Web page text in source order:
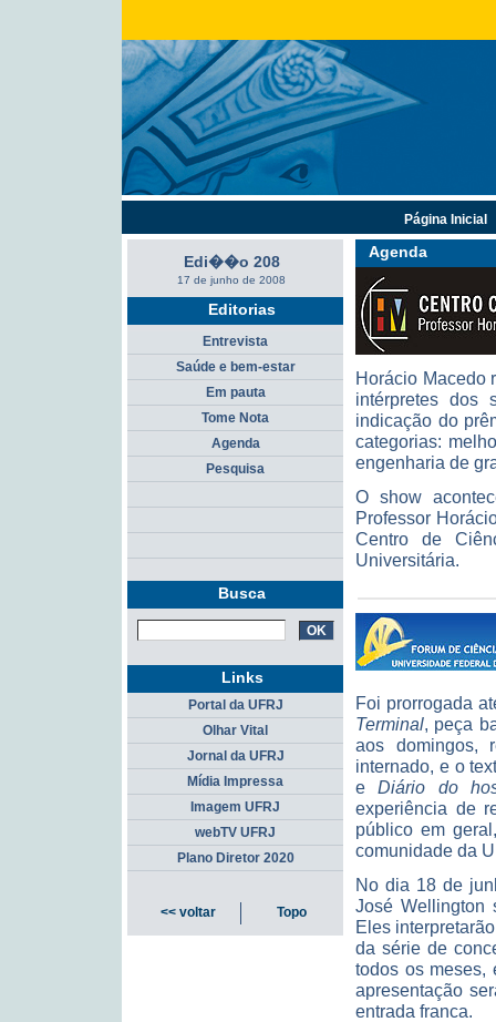
Agenda
Horácio Macedo
intérpretes dos
indicação do
categorias:
engenharia de
O show
Professor
Centro de
Universitária.
Foi prorrogada
Terminal, peça
aos domingos,
internado, e o
eDiário do
experiência de
público em
comunidade da
No dia 18 de
José Wellington
Eles
da série de
todos os meses,
apresentação
entrada franca.
Edi��o 208
17 de junho de 2008
Editorias
Entrevista
Saúde e bem-estar
Em pauta
Tome Nota
Agenda
Pesquisa
Busca
Página Inicial
Links
Portal da UFRJ
Olhar Vital
Jornal da UFRJ
Mídia Impressa
Imagem UFRJ
webTV UFRJ
Plano Diretor 2020
<< voltar Topo